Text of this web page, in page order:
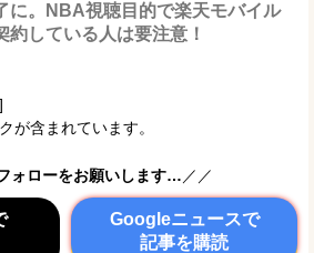
に。NBA視聴目的で楽天モバイル
約している人は要注意！
が含まれています。
ォローをお願いします… ／／
Googleニュースで
記事を購読